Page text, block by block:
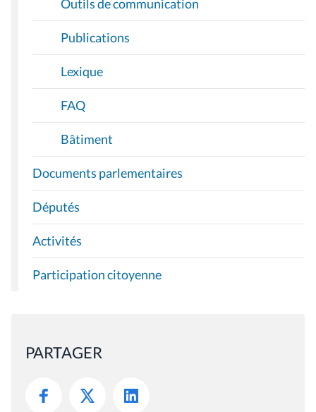
Outils de communication
Publications
Lexique
FAQ
Bâtiment
Documents parlementaires
Députés
Activités
Participation citoyenne
PARTAGER